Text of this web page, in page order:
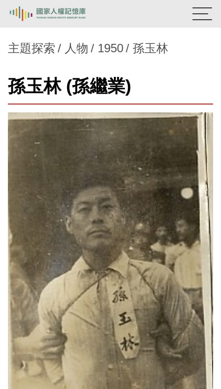
新生訓導處
蛋殼畫 送物單
主題探索
背景知識
關於我們
主題探索 人物 1950 孫玉林
孫玉林 (孫繼業)